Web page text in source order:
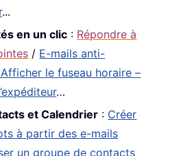
...
en un clic : Répondre à
/ E-mails anti-
le fuseau horaire –
…
et Calendrier : Créer
à partir des e-mails
un groupe de contacts